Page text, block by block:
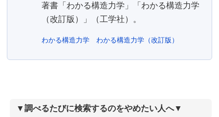
著書「わかる構造力学」「わかる構造力学
（改訂版）」（工学社）。
わかる構造力学 わかる構造力学（改訂版）
▼調べるたびに検索するのをやめたい人へ▼